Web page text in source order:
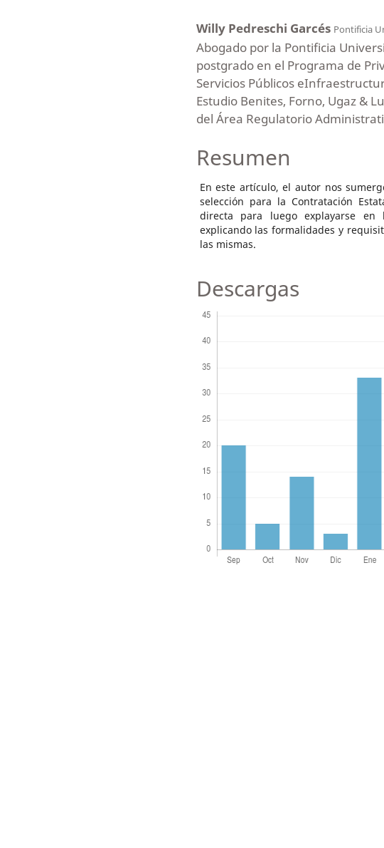
Willy Pedreschi Garcés Pontificia
Abogado por la Pontificia
postgrado en el Programa de
Servicios Públicos
Estudio Benites, Forno, Ugaz &
del Área Regulatorio
Resumen
En este artículo, el autor nos
selección para la Contratación
directa para luego explayarse en
explicando las formalidades y
las mismas.
Descargas